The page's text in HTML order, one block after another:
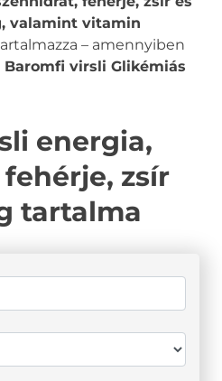
valamint vitamin
– amennyiben
Baromfi virsli Glikémiás
energia,
zsír
tartalma